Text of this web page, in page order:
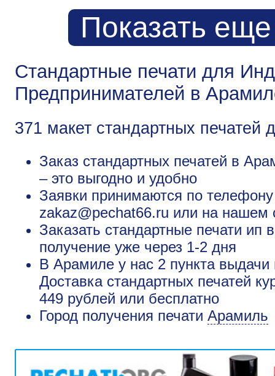
Показать
Стандартные печати для
Предпринимателей в
371 макет стандартных печатей
Заказ стандартных печатей в
– это выгодно и удобно
Заявки принимаются по
zakaz@pechat66.ru или на нашем
Заказать стандартные печати
получение уже через 1-2 дня
В Арамиле у нас 2 пункта выдачи
Доставка стандартных печатей
449 рублей или бесплатно
Город получения печати Арамиль